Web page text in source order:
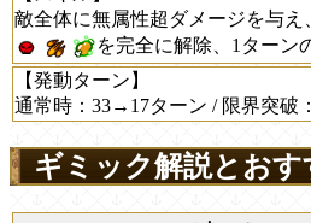
敵全体に無属性超ダメージを与え
を完全に解除、1ターン
【発動ターン】
通常時：33→17ターン / 限界突破
ギミック解説とおす